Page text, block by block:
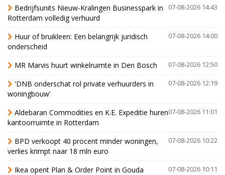
07-08-2026 14:43
Bedrijfsunits Nieuw-Kralingen Businesspark in
Rotterdam volledig verhuurd
07-08-2026 14:00
Huur of bruikleen: Een belangrijk juridisch
onderscheid
07-08-2026 12:50
MR Marvis huurt winkelruimte in Den Bosch
07-08-2026 12:19
'DNB onderschat rol private verhuurders in
woningbouw'
07-08-2026 11:01
Aldebaran Commodities en K.E. Expeditie huren
kantoorruimte in Rotterdam
07-08-2026 10:22
BPD verkoopt 40 procent minder woningen,
verlies krimpt naar 18 mln euro
07-08-2026 10:11
Ikea opent Plan & Order Point in Gouda